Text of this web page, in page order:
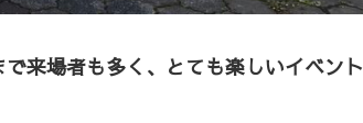
来場者も多く、とても楽しいイベント